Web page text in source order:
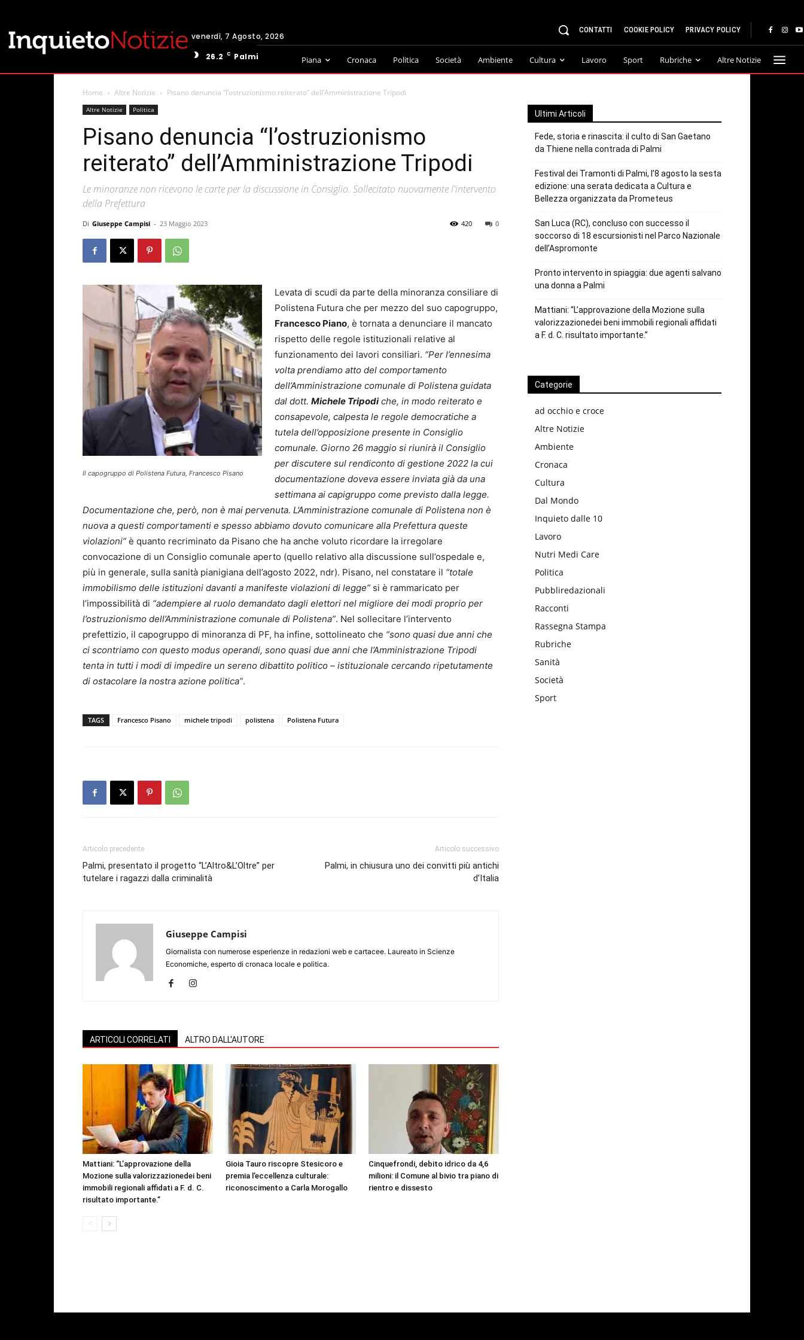
venerdì, 7 Agosto, 2026
26.2
C Palmi
CONTATTI COOKIE POLICY PRIVACY POLICY
Piana Cronaca Politica Società Ambiente Cultura Lavoro Sport Rubriche Altre Notizie
Home Altre Notizie Pisano denuncia “l’ostruzionismo reiterato” dell’Amministrazione Tripodi
Altre Notizie Politica
Pisano denuncia “l’ostruzionismo
reiterato” dell’Amministrazione Tripodi
Le minoranze non ricevono le carte per la discussione in Consiglio. Sollecitato nuovamente l'intervento
della Prefettura
Di Giuseppe Campisi - 23 Maggio 2023 0
420
Il capogruppo di Polistena Futura, Francesco Pisano
Levata di scudi da parte della minoranza consiliare di
Polistena Futura che per mezzo del suo capogruppo,
Francesco Piano, è tornata a denunciare il mancato
rispetto delle regole istituzionali relative al
funzionamento dei lavori consiliari. “Per l’ennesima
volta prendiamo atto del comportamento
dell’Amministrazione comunale di Polistena guidata
dal dott. Michele Tripodiche, in modo reiterato e
consapevole, calpesta le regole democratiche a
tutela dell’opposizione presente in Consiglio
comunale. Giorno 26 maggio si riunirà il Consiglio
per discutere sul rendiconto di gestione 2022 la cui
documentazione doveva essere inviata già da una
settimana ai capigruppo come previsto dalla legge.
Documentazione che, però, non è mai pervenuta. L’Amministrazione comunale di Polistena non è
nuova a questi comportamenti e spesso abbiamo dovuto comunicare alla Prefettura queste
violazioni” è quanto recriminato da Pisano che ha anche voluto ricordare la irregolare
convocazione di un Consiglio comunale aperto (quello relativo alla discussione sull’ospedale e,
più in generale, sulla sanità pianigiana dell’agosto 2022, ndr). Pisano, nel constatare il “totale
immobilismo delle istituzioni davanti a manifeste violazioni di legge” si è rammaricato per
l’impossibilità di “adempiere al ruolo demandato dagli elettori nel migliore dei modi proprio per
l’ostruzionismo dell’Amministrazione comunale di Polistena”. Nel sollecitare l’intervento
prefettizio, il capogruppo di minoranza di PF, ha infine, sottolineato che “sono quasi due anni che
ci scontriamo con questo modus operandi, sono quasi due anni che l’Amministrazione Tripodi
tenta in tutti i modi di impedire un sereno dibattito politico – istituzionale cercando ripetutamente
di ostacolare la nostra azione politica”.
TAGS Francesco Pisano michele tripodi polistena Polistena Futura
Articolo precedente
Palmi, presentato il progetto “L’Altro&L’Oltre” per
tutelare i ragazzi dalla criminalità
Articolo successivo
Palmi, in chiusura uno dei convitti più antichi
d’Italia
Giuseppe Campisi
Giornalista con numerose esperienze in redazioni web e cartacee. Laureato in Scienze
Economiche, esperto di cronaca locale e politica.
ARTICOLI CORRELATI ALTRO DALL'AUTORE
Mattiani: “L’approvazione della
Mozione sulla valorizzazionedei beni
immobili regionali affidati a F. d. C.
risultato importante.”
Gioia Tauro riscopre Stesicoro e
premia l’eccellenza culturale:
riconoscimento a Carla Morogallo
Cinquefrondi, debito idrico da 4,6
milioni: il Comune al bivio tra piano di
rientro e dissesto
Ultimi Articoli
Fede, storia e rinascita: il culto di San Gaetano
da Thiene nella contrada di Palmi
Festival dei Tramonti di Palmi, l’8 agosto la sesta
edizione: una serata dedicata a Cultura e
Bellezza organizzata da Prometeus
San Luca (RC), concluso con successo il
soccorso di 18 escursionisti nel Parco Nazionale
dell’Aspromonte
Pronto intervento in spiaggia: due agenti salvano
una donna a Palmi
Mattiani: “L’approvazione della Mozione sulla
valorizzazionedei beni immobili regionali affidati
a F. d. C. risultato importante.”
Categorie
ad occhio e croce
Altre Notizie
Ambiente
Cronaca
Cultura
Dal Mondo
Inquieto dalle 10
Lavoro
Nutri Medi Care
Politica
Pubbliredazionali
Racconti
Rassegna Stampa
Rubriche
Sanità
Società
Sport